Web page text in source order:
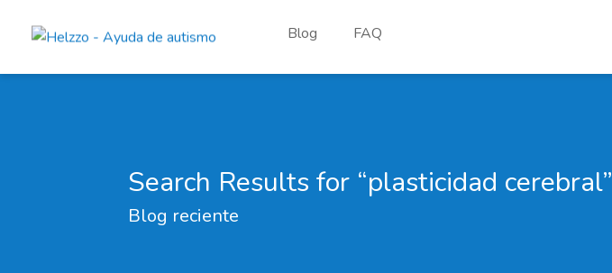
Blog FAQ
Search Results for “plasticidad cerebral”
Blog reciente